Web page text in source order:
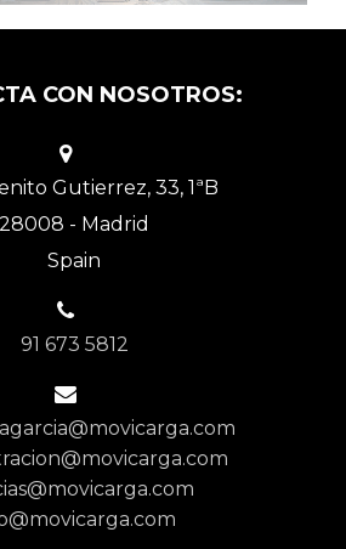
CON NOSOTROS:
Gutierrez, 33, 1ªB
28008 - Madrid
Spain
91 673 5812